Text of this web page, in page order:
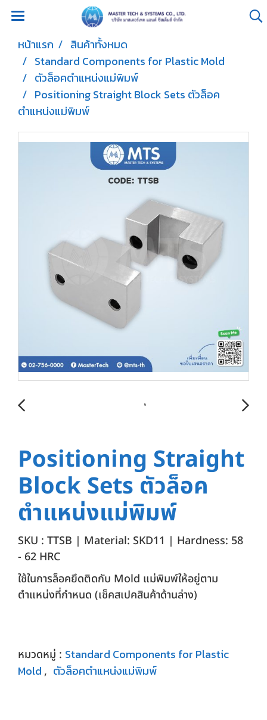
หน้าแรก
สินค้าทั้งหมด
Standard Components for Plastic Mold
ตัวล็อคตำแหน่งแม่พิมพ์
Positioning Straight Block Sets ตัวล็อค
ตำแหน่งแม่พิมพ์
Positioning Straight
Block Sets ตัวล็อค
ตำแหน่งแม่พิมพ์
SKU : TTSB | Material: SKD11 | Hardness: 58
- 62 HRC
ใช้ในการล็อคยึดติดกับ Mold แม่พิมพ์ให้อยู่ตาม
ตำแหน่งที่กำหนด (เช็คสเปคสินค้าด้านล่าง)
หมวดหมู่ : Standard Components for Plastic
Mold, ตัวล็อคตำแหน่งแม่พิมพ์